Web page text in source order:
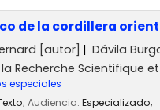
de la cordillera
[autor] Dávila
Recherche Scientifique
especiales
; Audiencia: Especializado;